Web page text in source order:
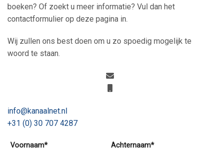
boeken? Of zoekt u meer informatie? Vul dan het
contactformulier op deze pagina in.
Wij zullen ons best doen om u zo spoedig mogelijk te
woord te staan.
info@kanaalnet.nl
+31 (0) 30 707 4287
Voornaam* Achternaam*